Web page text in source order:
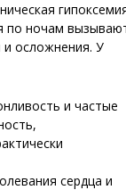
по ночам
осложнения. У
и частые
сердца и